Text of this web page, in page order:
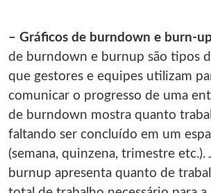
– Gráficos de burndown e burn-up
de burndown e burnup são tipos
que gestores e equipes utilizam
comunicar o progresso de uma
de burndown mostra quanto
faltando ser concluído em um
(semana, quinzena, trimestre etc.).
burnup apresenta quanto de